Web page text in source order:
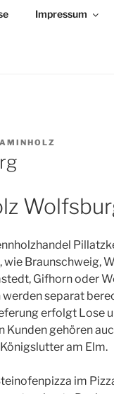
– Impressum
Braunschweig,
Gifhorn oder
separat
erfolgt Lose
Kunden gehören
am Elm.
im